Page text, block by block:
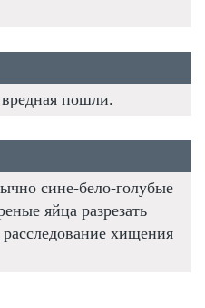
пошли.
сине-бело-голубые
яйца разрезать
хищения